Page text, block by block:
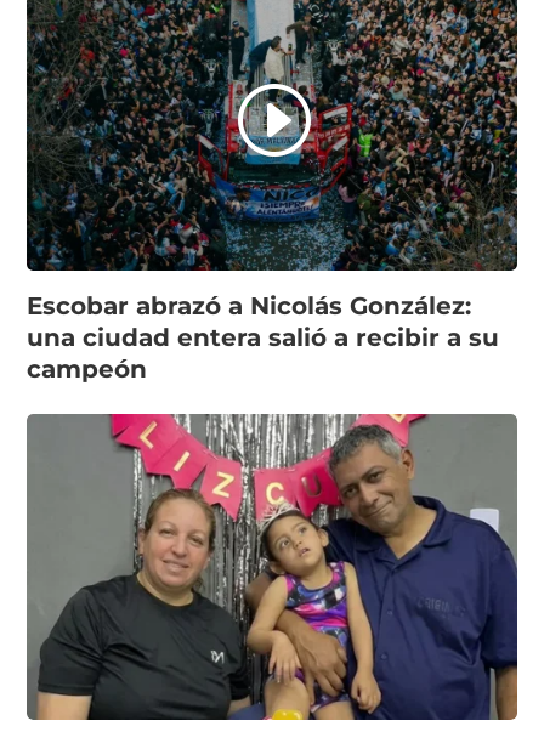
Escobar abrazó a Nicolás González:
una ciudad entera salió a recibir a su
campeón